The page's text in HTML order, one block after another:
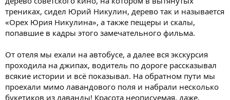
трениках, сидел Юрий Никулин, дерево так и называется
«Орех Юрия Никулина», а также пещеры и скалы,
попавшие в кадры этого замечательного фильма.
От отеля мы ехали на автобусе, а далее вся экскурсия
проходила на джипах, водитель по дороге рассказывал
всякие истории и всё показывал. На обратном пути мы
проехали мимо лавандового поля и набрали несколько
букетиков из лаванды! Красота неописуемая, даже,